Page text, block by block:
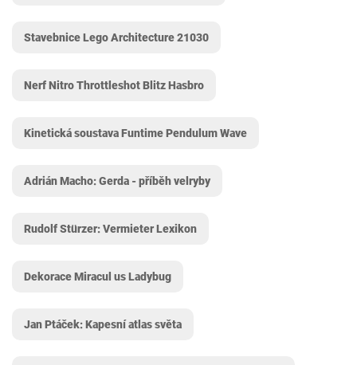
Stavebnice Lego Architecture 21030
Nerf Nitro Throttleshot Blitz Hasbro
Kinetická soustava Funtime Pendulum Wave
Adrián Macho: Gerda - příběh velryby
Rudolf Stürzer: Vermieter Lexikon
Dekorace Miracul us Ladybug
Jan Ptáček: Kapesní atlas světa